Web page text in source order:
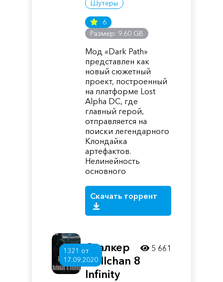
Шутеры
6
Размер: 9.60 GB
Мод «Dark Path»
представлен как
новый сюжетный
проект, построенный
на платформе Lost
Alpha DC, где
главный герой,
отправляется на
поиски легендарного
Клондайка
артефактов.
Нелинейность
основного
Скачать торрент
1321 от
17.09.2020
Сталкер
Dollchan 8
Infinity
5 661